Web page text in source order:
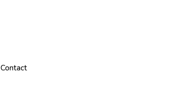
Contact